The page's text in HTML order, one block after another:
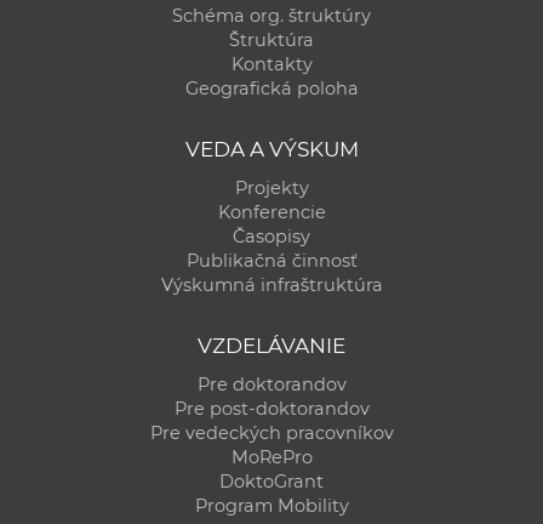
Schéma org. štruktúry
Štruktúra
Kontakty
Geografická poloha
VEDA A VÝSKUM
Projekty
Konferencie
Časopisy
Publikačná činnosť
Výskumná infraštruktúra
VZDELÁVANIE
Pre doktorandov
Pre post-doktorandov
Pre vedeckých pracovníkov
MoRePro
DoktoGrant
Program Mobility